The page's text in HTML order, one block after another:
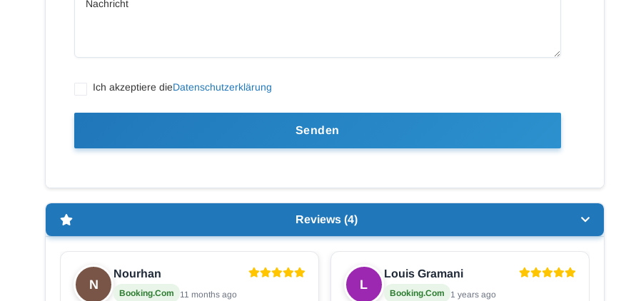
Ich akzeptiere dieDatenschutzerklärung
Reviews (4)
N
Nourhan
Booking.com 11 months ago
L
Louis Gramani
Booking.com 1 years ago